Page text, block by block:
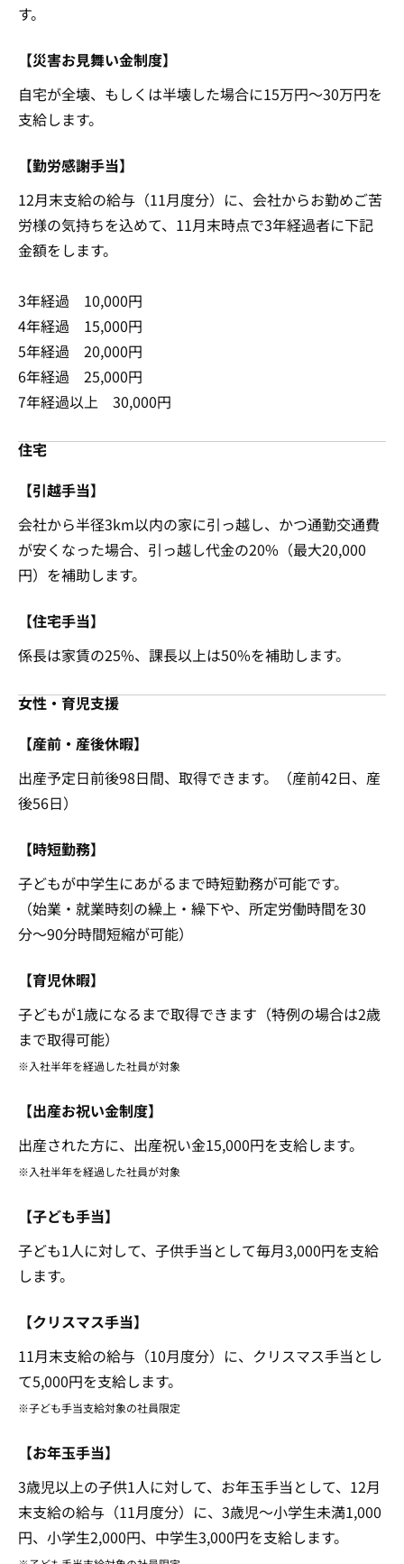
す。
【災害お見舞い金制度】
自宅が全壊、もしくは半壊した場合に15万円～30万円を
支給します。
【勤労感謝手当】
12月末支給の給与（11月度分）に、会社からお勤めご苦
労様の気持ちを込めて、11月末時点で3年経過者に下記
金額をします。
3年経過 10,000円
4年経過 15,000円
5年経過 20,000円
6年経過 25,000円
7年経過以上 30,000円
住宅
【引越手当】
会社から半径3km以内の家に引っ越し、かつ通勤交通費
が安くなった場合、引っ越し代金の20%（最大20,000
円）を補助します。
【住宅手当】
係長は家賃の25%、課長以上は50%を補助します。
女性・育児支援
【産前・産後休暇】
出産予定日前後98日間、取得できます。（産前42日、産
後56日）
【時短勤務】
子どもが中学生にあがるまで時短勤務が可能です。
（始業・就業時刻の繰上・繰下や、所定労働時間を30
分〜90分時間短縮が可能）
【育児休暇】
子どもが1歳になるまで取得できます（特例の場合は2歳
まで取得可能）
※入社半年を経過した社員が対象
【出産お祝い金制度】
出産された方に、出産祝い金15,000円を支給します。
※入社半年を経過した社員が対象
【子ども手当】
子ども1人に対して、子供手当として毎月3,000円を支給
します。
【クリスマス手当】
11月末支給の給与（10月度分）に、クリスマス手当とし
て5,000円を支給します。
※子ども手当支給対象の社員限定
【お年玉手当】
3歳児以上の子供1人に対して、お年玉手当として、12月
末支給の給与（11月度分）に、3歳児〜小学生未満1,000
円、小学生2,000円、中学生3,000円を支給します。